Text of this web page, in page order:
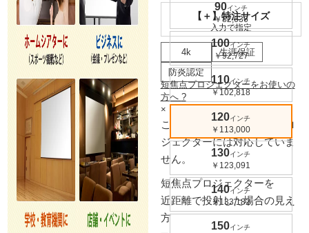
90インチ
￥82,636
100インチ
￥92,727
110インチ
￥102,818
120インチ
￥113,000
130インチ
￥123,091
140インチ
￥133,182
150インチ
【＋】特注サイズ
入力で指定
4k
生涯保証
防炎認定
短焦点プロジェクターをお使いの
方へ ?
×
このスクリーンは短焦点プロ
ジェクターには対応していま
せん。
短焦点プロジェクターを
近距離で投射した場合の見え
方